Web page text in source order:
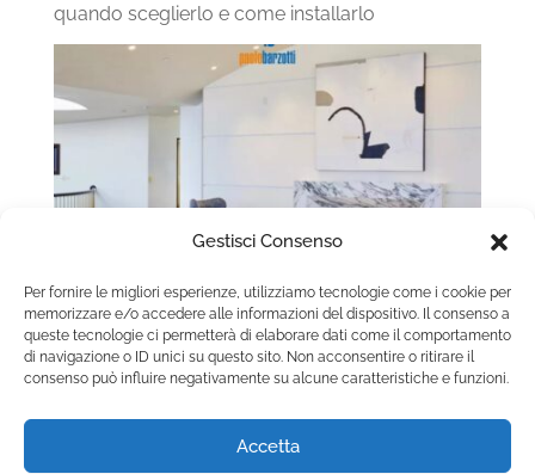
Gestisci Consenso
Per fornire le migliori esperienze, utilizziamo tecnologie come i cookie per
memorizzare e/o accedere alle informazioni del dispositivo. Il consenso a
queste tecnologie ci permetterà di elaborare dati come il comportamento
di navigazione o ID unici su questo sito. Non acconsentire o ritirare il
consenso può influire negativamente su alcune caratteristiche e funzioni.
Accetta
quando sceglierlo e come installarlo
Camino a gas con vetro frontale apribile:
manutenzione e sicurezza nel tempo